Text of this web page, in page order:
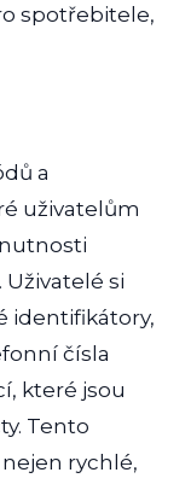
spotřebitele,
a
uživatelům
si
identifikátory,
čísla
které jsou
Tento
rychlé,